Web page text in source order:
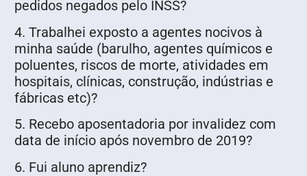
pedidos negados pelo INSS?
4. Trabalhei exposto a agentes nocivos à
minha saúde (barulho, agentes químicos e
poluentes, riscos de morte, atividades em
hospitais, clínicas, construção, indústrias e
fábricas etc)?
5. Recebo aposentadoria por invalidez com
data de início após novembro de 2019?
6. Fui aluno aprendiz?